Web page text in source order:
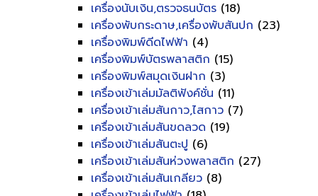
เครื่องนับเงิน,ตรวจธนบัตร (18)
เครื่องพับกระดาษ,เครื่องพับสันปก (23)
เครื่องพิมพ์ดีดไฟฟ้า (4)
เครื่องพิมพ์บัตรพลาสติก (15)
เครื่องพิมพ์สมุดเงินฝาก (3)
เครื่องเข้าเล่มมัลติฟังค์ชั่น (11)
เครื่องเข้าเล่มสันกาว,ไสกาว (7)
เครื่องเข้าเล่มสันขดลวด (19)
เครื่องเข้าเล่มสันตะปู (6)
เครื่องเข้าเล่มสันห่วงพลาสติก (27)
เครื่องเข้าเล่มสันเกลียว (8)